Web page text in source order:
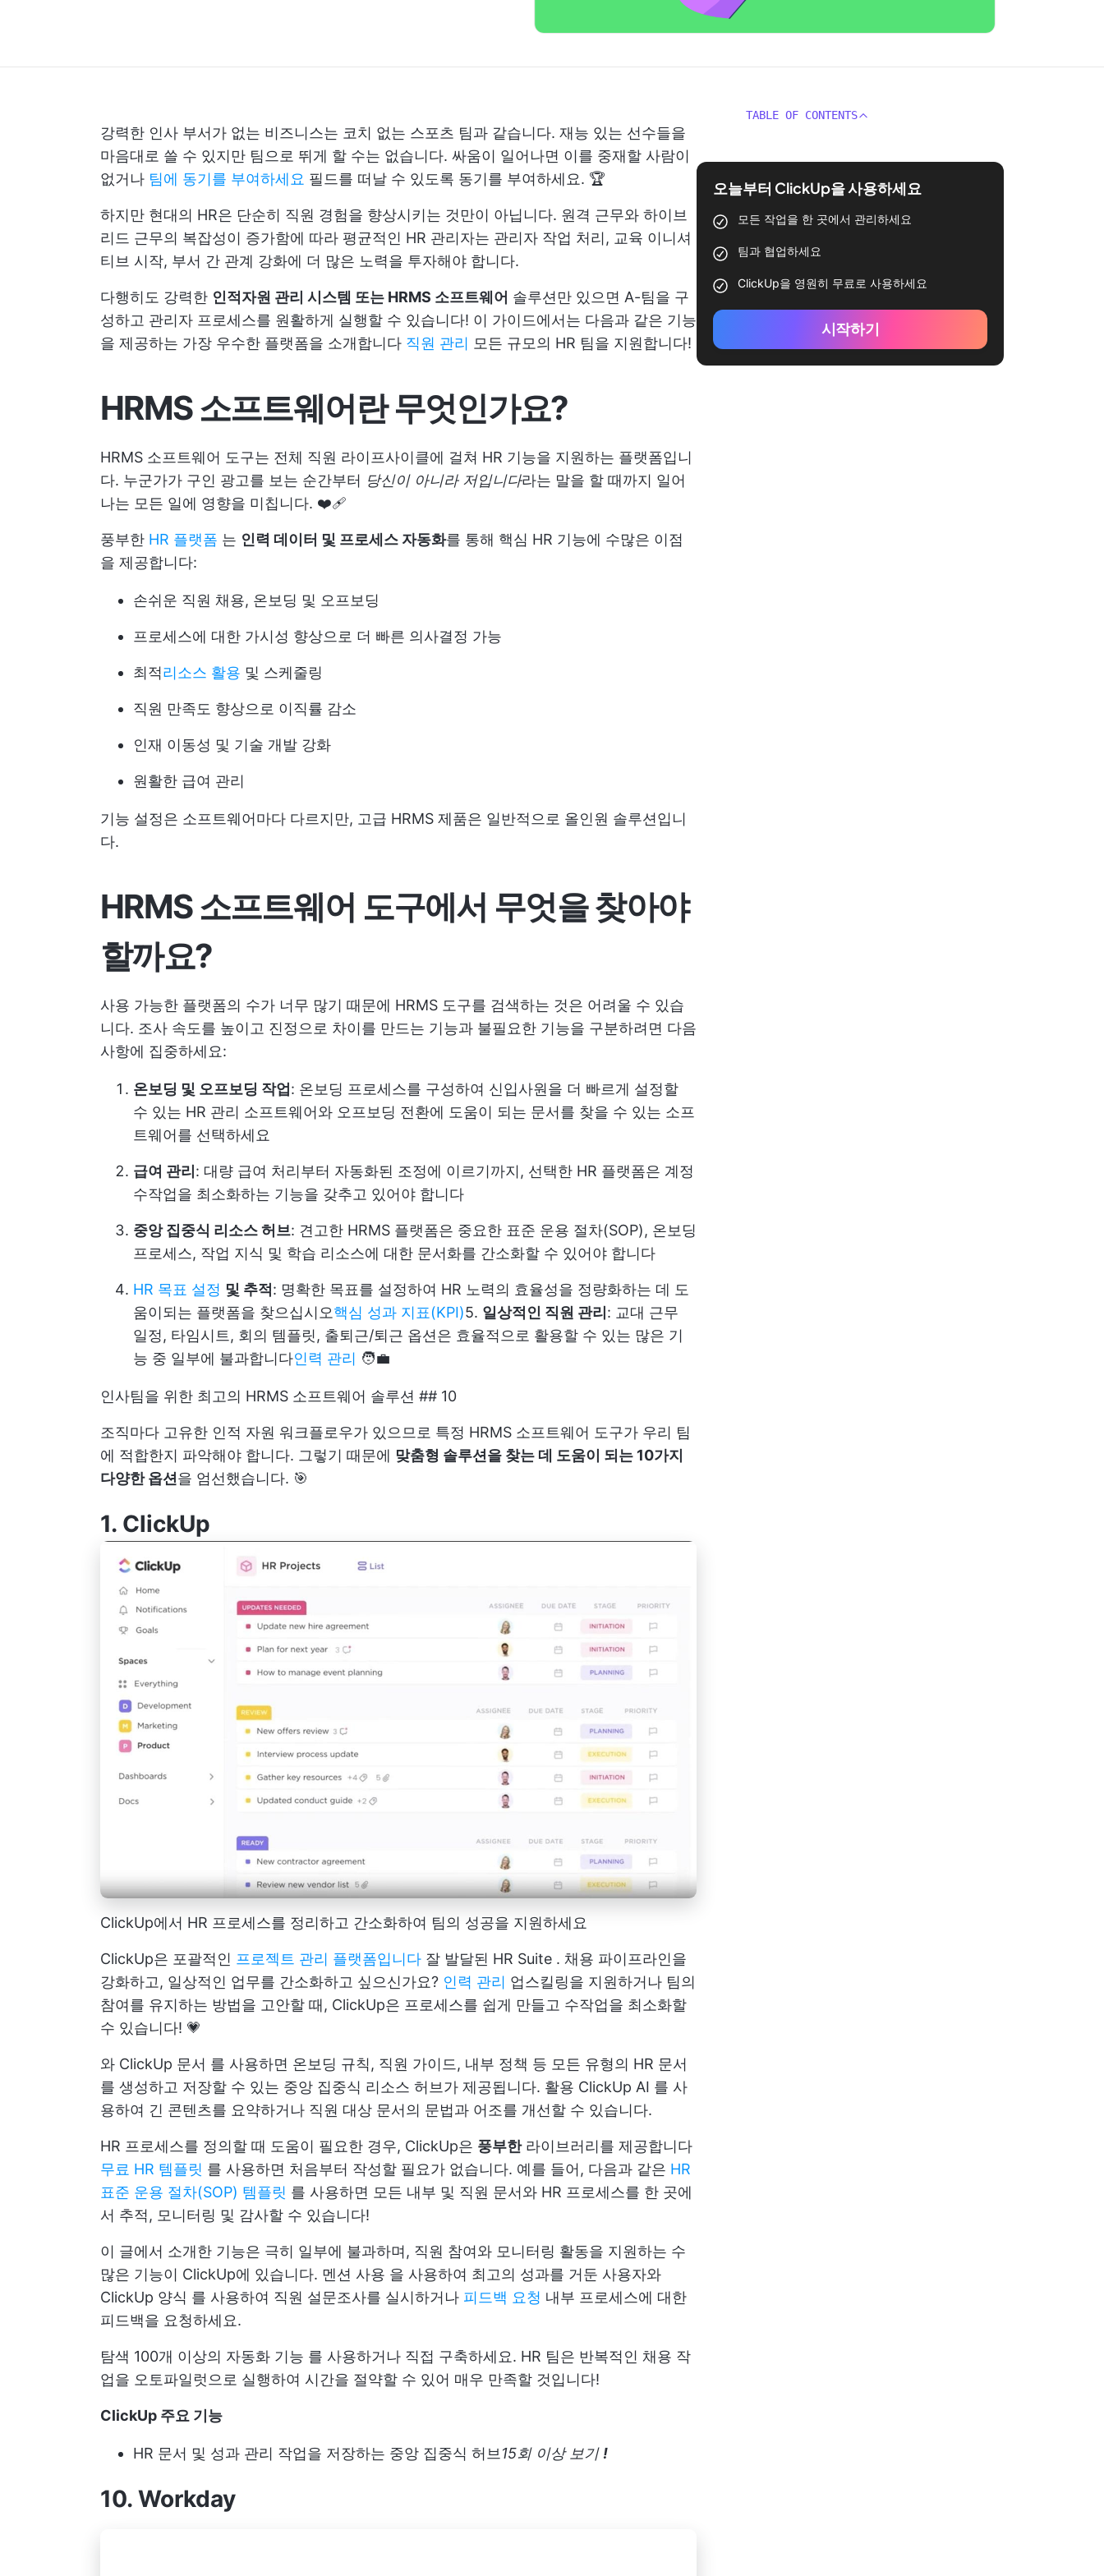
강력한 인사 부서가 없는 비즈니스는 코치 없는 스포츠 팀과 같습니다. 재능 있는 선수들을
마음대로 쓸 수 있지만 팀으로 뛰게 할 수는 없습니다. 싸움이 일어나면 이를 중재할 사람이
없거나 팀에 동기를 부여하세요 필드를 떠날 수 있도록 동기를 부여하세요. 🏆
하지만 현대의 HR은 단순히 직원 경험을 향상시키는 것만이 아닙니다. 원격 근무와 하이브
리드 근무의 복잡성이 증가함에 따라 평균적인 HR 관리자는 관리자 작업 처리, 교육 이니셔
티브 시작, 부서 간 관계 강화에 더 많은 노력을 투자해야 합니다.
다행히도 강력한 인적자원 관리 시스템 또는 HRMS 소프트웨어 솔루션만 있으면 A-팀을 구
성하고 관리자 프로세스를 원활하게 실행할 수 있습니다! 이 가이드에서는 다음과 같은 기능
을 제공하는 가장 우수한 플랫폼을 소개합니다 직원 관리 모든 규모의 HR 팀을 지원합니다!
HRMS 소프트웨어란 무엇인가요?
HRMS 소프트웨어 도구는 전체 직원 라이프사이클에 걸쳐 HR 기능을 지원하는 플랫폼입니
다. 누군가가 구인 광고를 보는 순간부터 당신이 아니라 저입니다라는 말을 할 때까지 일어
나는 모든 일에 영향을 미칩니다. ❤️‍🩹
풍부한 HR 플랫폼 는 인력 데이터 및 프로세스 자동화를 통해 핵심 HR 기능에 수많은 이점
을 제공합니다:
손쉬운 직원 채용, 온보딩 및 오프보딩
프로세스에 대한 가시성 향상으로 더 빠른 의사결정 가능
최적리소스 활용 및 스케줄링
직원 만족도 향상으로 이직률 감소
인재 이동성 및 기술 개발 강화
원활한 급여 관리
기능 설정은 소프트웨어마다 다르지만, 고급 HRMS 제품은 일반적으로 올인원 솔루션입니
다.
HRMS 소프트웨어 도구에서 무엇을 찾아야
할까요?
사용 가능한 플랫폼의 수가 너무 많기 때문에 HRMS 도구를 검색하는 것은 어려울 수 있습
니다. 조사 속도를 높이고 진정으로 차이를 만드는 기능과 불필요한 기능을 구분하려면 다음
사항에 집중하세요:
온보딩 및 오프보딩 작업 : 온보딩 프로세스를 구성하여 신입사원을 더 빠르게 설정할
수 있는 HR 관리 소프트웨어와 오프보딩 전환에 도움이 되는 문서를 찾을 수 있는 소프
트웨어를 선택하세요
급여 관리 : 대량 급여 처리부터 자동화된 조정에 이르기까지, 선택한 HR 플랫폼은 계정
수작업을 최소화하는 기능을 갖추고 있어야 합니다
중앙 집중식 리소스 허브: 견고한 HRMS 플랫폼은 중요한 표준 운용 절차(SOP), 온보딩
프로세스, 작업 지식 및 학습 리소스에 대한 문서화를 간소화할 수 있어야 합니다
HR 목표 설정 및 추적 : 명확한 목표를 설정하여 HR 노력의 효율성을 정량화하는 데 도
움이되는 플랫폼을 찾으십시오핵심 성과 지표(KPI)5. 일상적인 직원 관리 : 교대 근무
일정, 타임시트, 회의 템플릿, 출퇴근/퇴근 옵션은 효율적으로 활용할 수 있는 많은 기
능 중 일부에 불과합니다인력 관리 🧑‍💼
인사팀을 위한 최고의 HRMS 소프트웨어 솔루션 ## 10
조직마다 고유한 인적 자원 워크플로우가 있으므로 특정 HRMS 소프트웨어 도구가 우리 팀
에 적합한지 파악해야 합니다. 그렇기 때문에 맞춤형 솔루션을 찾는 데 도움이 되는 10가지
다양한 옵션 을 엄선했습니다. 🎯
1. ClickUp
ClickUp에서 HR 프로세스를 정리하고 간소화하여 팀의 성공을 지원하세요
ClickUp은 포괄적인 프로젝트 관리 플랫폼입니다 잘 발달된 HR Suite . 채용 파이프라인을
강화하고, 일상적인 업무를 간소화하고 싶으신가요? 인력 관리 업스킬링을 지원하거나 팀의
참여를 유지하는 방법을 고안할 때, ClickUp은 프로세스를 쉽게 만들고 수작업을 최소화할
수 있습니다! 💗
와 ClickUp 문서 를 사용하면 온보딩 규칙, 직원 가이드, 내부 정책 등 모든 유형의 HR 문서
를 생성하고 저장할 수 있는 중앙 집중식 리소스 허브가 제공됩니다. 활용 ClickUp AI 를 사
용하여 긴 콘텐츠를 요약하거나 직원 대상 문서의 문법과 어조를 개선할 수 있습니다.
HR 프로세스를 정의할 때 도움이 필요한 경우, ClickUp은 풍부한라이브러리를 제공합니다
무료 HR 템플릿 를 사용하면 처음부터 작성할 필요가 없습니다. 예를 들어, 다음과 같은 HR
표준 운용 절차(SOP) 템플릿 를 사용하면 모든 내부 및 직원 문서와 HR 프로세스를 한 곳에
서 추적, 모니터링 및 감사할 수 있습니다!
이 글에서 소개한 기능은 극히 일부에 불과하며, 직원 참여와 모니터링 활동을 지원하는 수
많은 기능이 ClickUp에 있습니다. 멘션 사용 을 사용하여 최고의 성과를 거둔 사용자와
ClickUp 양식 를 사용하여 직원 설문조사를 실시하거나 피드백 요청 내부 프로세스에 대한
피드백을 요청하세요.
탐색 100개 이상의 자동화 기능 를 사용하거나 직접 구축하세요. HR 팀은 반복적인 채용 작
업을 오토파일럿으로 실행하여 시간을 절약할 수 있어 매우 만족할 것입니다!
ClickUp 주요 기능
HR 문서 및 성과 관리 작업을 저장하는 중앙 집중식 허브 15회 이상 보기 !
10. Workday
TABLE OF CONTENTS
오늘부터 ClickUp을 사용하세요
모든 작업을 한 곳에서 관리하세요
팀과 협업하세요
ClickUp을 영원히 무료로 사용하세요
시작하기